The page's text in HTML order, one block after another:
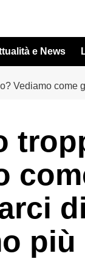
e News
Vediamo come
più